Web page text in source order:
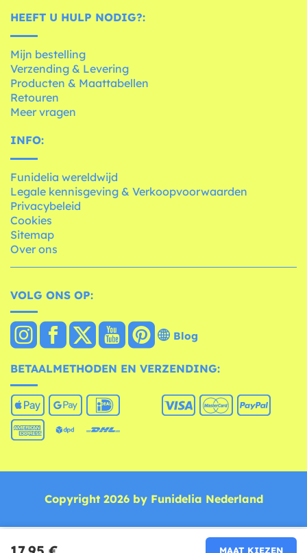
MAAT KIEZEN
HEEFT U HULP NODIG?:
Mijn bestelling
Verzending & Levering
Producten & Maattabellen
Retouren
Meer vragen
INFO:
Funidelia wereldwijd
Legale kennisgeving & Verkoopvoorwaarden
Privacybeleid
Cookies
Sitemap
Over ons
VOLG ONS OP:
Blog
BETAALMETHODEN EN VERZENDING:
Copyright 2026 by Funidelia Nederland